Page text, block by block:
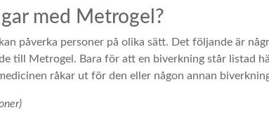
med Metrogel?
påverka personer på olika sätt. Det följande är
till Metrogel. Bara för att en biverkning står listad
råkar ut för den eller någon annan